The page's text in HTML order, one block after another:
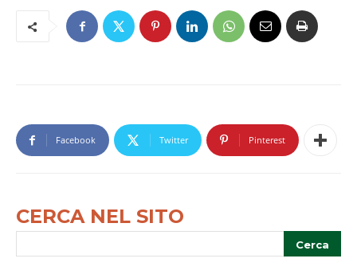
Facebook Twitter Pinterest
CERCA NEL SITO